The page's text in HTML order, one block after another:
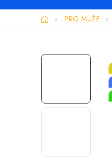
DomůPRO MUŽE